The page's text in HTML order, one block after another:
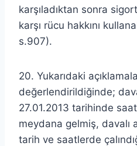
karşıladıktan sonra
karşı rücu hakkını
s.907).
20. Yukarıdaki
değerlendirildiğinde;
27.01.2013 tarihinde
meydana gelmiş, davalı
tarih ve saatlerde